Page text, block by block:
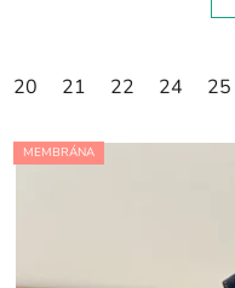
20 21 22 24 25
MEMBRÁNA